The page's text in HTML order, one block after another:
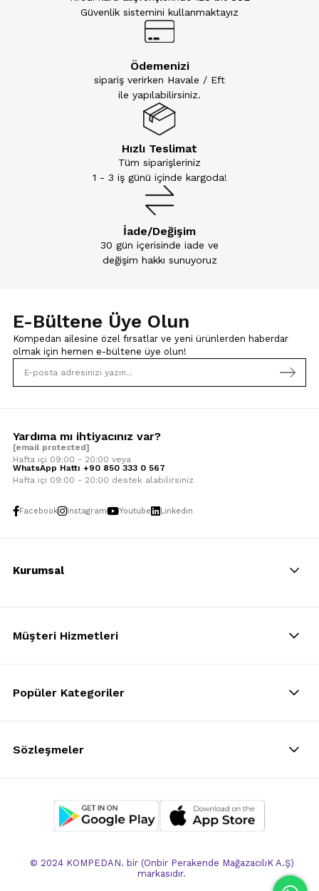
Güvenlik sistemini kullanmaktayız
Ödemenizi
sipariş verirken Havale / Eft
ile yapılabilirsiniz.
Hızlı Teslimat
Tüm siparişleriniz
1 - 3 iş günü içinde kargoda!
İade/Değişim
30 gün içerisinde iade ve
değişim hakkı sunuyoruz
E-Bültene Üye Olun
Kompedan ailesine özel fırsatlar ve yeni ürünlerden haberdar
olmak için hemen e-bültene üye olun!
Yardıma mı ihtiyacınız var?
[email protected]
Hafta içi 09:00 - 20:00 veya
WhatsApp Hattı +90 850 333 0 567
Hafta içi 09:00 - 20:00 destek alabilirsiniz
Facebook Instagram Youtube Linkedin
Kurumsal
Müşteri Hizmetleri
Popüler Kategoriler
Sözleşmeler
© 2024 KOMPEDAN. bir (Onbir Perakende MağazacılıK A.Ş)
markasıdır.